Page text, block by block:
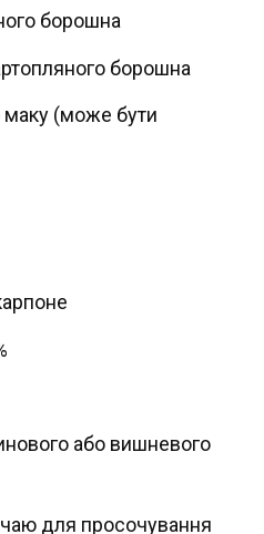
борошна
борошна
маку (може бути
або вишневого
для просочування